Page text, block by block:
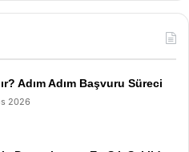
Adım Adım Başvuru Süreci
2026